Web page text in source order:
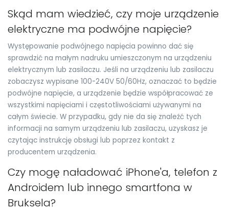
Skąd mam wiedzieć, czy moje urządzenie
elektryczne ma podwójne napięcie?
Występowanie podwójnego napięcia powinno dać się
sprawdzić na małym nadruku umieszczonym na urządzeniu
elektrycznym lub zasilaczu. Jeśli na urządzeniu lub zasilaczu
zobaczysz wypisane 100-240V 50/60Hz, oznaczać to będzie
podwójne napięcie, a urządzenie będzie współpracować ze
wszystkimi napięciami i częstotliwościami używanymi na
całym świecie. W przypadku, gdy nie da się znaleźć tych
informacji na samym urządzeniu lub zasilaczu, uzyskasz je
czytając instrukcję obsługi lub poprzez kontakt z
producentem urządzenia.
Czy mogę naładować iPhone'a, telefon z
Androidem lub innego smartfona w
Bruksela?